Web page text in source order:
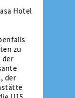
Hotel
zu
der
der